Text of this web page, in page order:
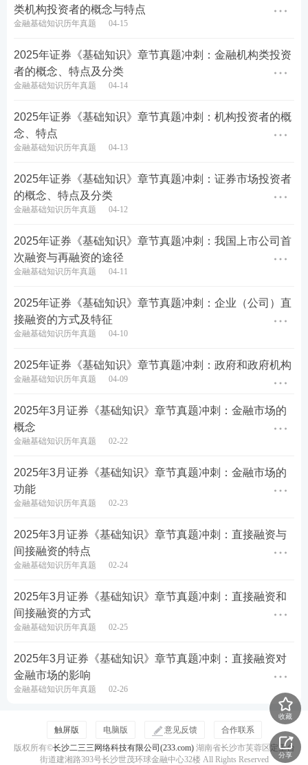
合格证参考：
期货从业考试成绩有效期
《2024年期货从业人员资格考试公告（1号）》中明
文规定，
法律法
规”科目单科考试成绩有效期两年
格者方可取得“期货从业人员资格考试成绩合格证”。
考试成绩可登录中国期货业协会网站“资格考试/成绩
查询”栏目中查询并打印。
根据2022年7月12日发布的《期货从业人员资格考试
介绍》中的规定，
受疫情影响，2019年-2023年所有
单科成绩有效期延长至四年
考试的考生们要注意了！假设，你在2023年通过了一
科，那么它的成绩有效期为4年
，也就是说你只要在2
027年前通过另外一科即可；但，如果是在
过了一科期货从业考试科目的，它的成绩有效期为2
年，也就是说你需要在2026年前通过另外一科。
考生对考试成绩有异议的，应当在成绩公布之日起20
日内申请成绩复核服务，超过规定时间不予受理。成
类机构投资者的概念与特点
金融基础知识历年真题 04-15
2025年证券《基础知识》章节真题冲刺：金融机构类投资
者的概念、特点及分类
金融基础知识历年真题 04-14
2025年证券《基础知识》章节真题冲刺：机构投资者的概
念、特点
金融基础知识历年真题 04-13
2025年证券《基础知识》章节真题冲刺：证券市场投资者
的概念、特点及分类
金融基础知识历年真题 04-12
2025年证券《基础知识》章节真题冲刺：我国上市公司首
次融资与再融资的途径
金融基础知识历年真题 04-11
2025年证券《基础知识》章节真题冲刺：企业（公司）直
接融资的方式及特征
金融基础知识历年真题 04-10
2025年证券《基础知识》章节真题冲刺：政府和政府机构
金融基础知识历年真题 04-09
2025年3月证券《基础知识》章节真题冲刺：金融市场的
概念
金融基础知识历年真题 02-22
2025年3月证券《基础知识》章节真题冲刺：金融市场的
功能
金融基础知识历年真题 02-23
2025年3月证券《基础知识》章节真题冲刺：直接融资与
间接融资的特点
金融基础知识历年真题 02-24
2025年3月证券《基础知识》章节真题冲刺：直接融资和
间接融资的方式
金融基础知识历年真题 02-25
2025年3月证券《基础知识》章节真题冲刺：直接融资对
金融市场的影响
金融基础知识历年真题 02-26
收藏
分享
触屏版 电脑版 意见反馈
合作联系
版权所有©长沙二三三网络科技有限公司(233.com)湖南省长沙市芙蓉区定王台
街道建湘路393号长沙世茂环球金融中心32楼 All Rights Reserved